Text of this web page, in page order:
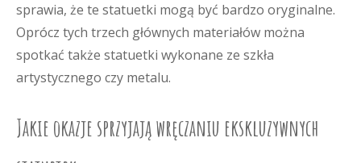
sprawia, że te statuetki mogą być bardzo oryginalne.
Oprócz tych trzech głównych materiałów można
spotkać także statuetki wykonane ze szkła
artystycznego czy metalu.
Jakie okazje sprzyjają wręczaniu ekskluzywnych